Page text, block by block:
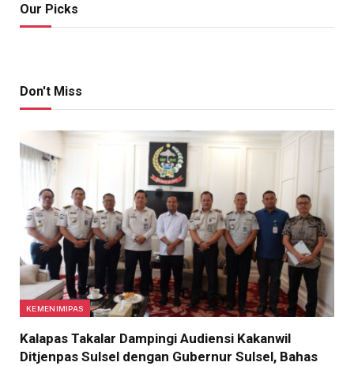
Our Picks
Don't Miss
KEMENIMIPAS
Kalapas Takalar Dampingi Audiensi Kakanwil
Ditjenpas Sulsel dengan Gubernur Sulsel, Bahas